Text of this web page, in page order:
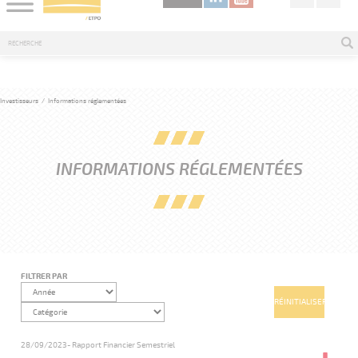
Investisseurs / Informations réglementées
INFORMATIONS RÉGLEMENTÉES
FILTRER PAR
28/09/2023- Rapport Financier Semestriel